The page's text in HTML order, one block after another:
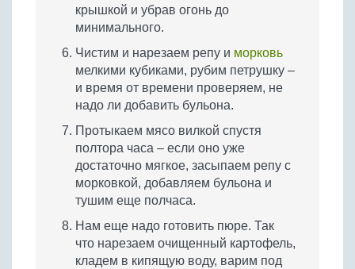
крышкой и убрав огонь до
минимального.
Чистим и нарезаем репу и морковь
мелкими кубиками, рубим петрушку –
и время от времени проверяем, не
надо ли добавить бульона.
Протыкаем мясо вилкой спустя
полтора часа – если оно уже
достаточно мягкое, засыпаем репу с
морковкой, добавляем бульона и
тушим еще полчаса.
Нам еще надо готовить пюре. Так
что нарезаем очищенный картофель,
кладем в кипящую воду, варим под